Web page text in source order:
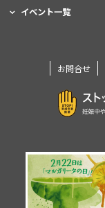
イベント一覧
お問合せ